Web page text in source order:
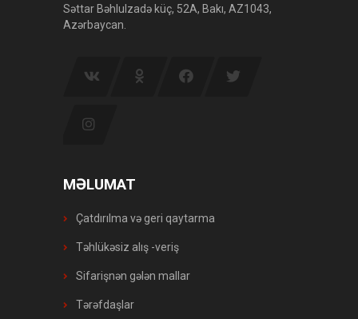
Səttar Bəhlulzadə küç, 52A, Bakı, AZ1043,
Azərbaycan.
MƏLUMAT
Çatdırılma və geri qaytarma
Təhlükəsiz alış -veriş
Sifarişnən gələn mallar
Tərəfdaşlar